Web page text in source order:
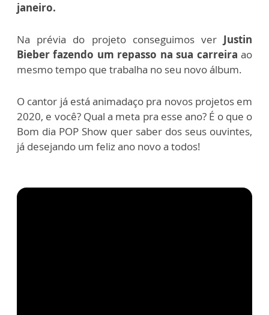
janeiro.
Na prévia do projeto conseguimos verJustin
Bieber fazendo um repasso na sua carreira ao
mesmo tempo que trabalha no seu novo álbum.
O cantor já está animadaço pra novos projetos em
2020, e você? Qual a meta pra esse ano? É o que o
Bom dia POP Show quer saber dos seus ouvintes,
já desejando um feliz ano novo a todos!